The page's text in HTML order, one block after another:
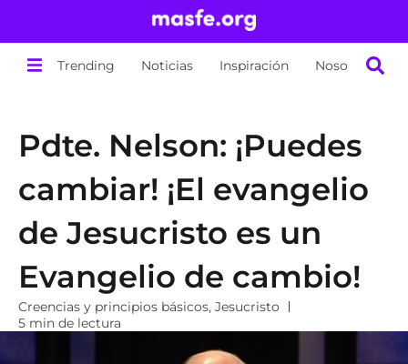
Trending Noticias Inspiración Nosotros
Pdte. Nelson: ¡Puedes
cambiar! ¡El evangelio
de Jesucristo es un
Evangelio de cambio!
Creencias y principios básicos, Jesucristo
5 min de lectura